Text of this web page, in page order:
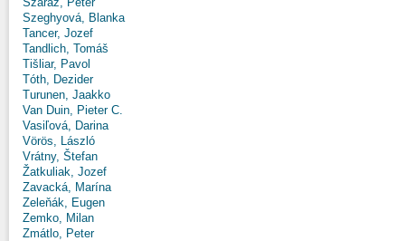
Szeghyová, Blanka
Tancer, Jozef
Tandlich, Tomáš
Tišliar, Pavol
Tóth, Dezider
Turunen, Jaakko
Van Duin, Pieter C.
Vasiľová, Darina
Vörös, László
Vrátny, Štefan
Žatkuliak, Jozef
Zavacká, Marína
Zeleňák, Eugen
Zemko, Milan
Zmátlo, Peter